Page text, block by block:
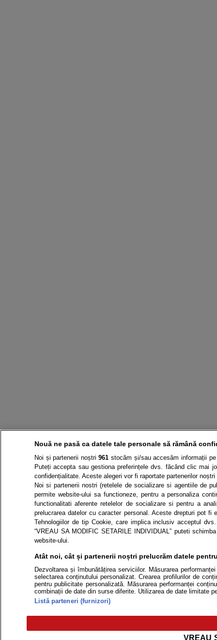
Nouă ne pasă ca datele tale personale să rămână
Noi și partenerii noștri961 stocăm și/sau accesăm informații
Puteți accepta sau gestiona preferințele dvs. făcând clic mai
confidențialitate. Aceste alegeri vor fi raportate partenerilor
Noi si partenerii nostri (retelele de socializare si agentiile de
permite website-ului sa functioneze, pentru a personaliza
functionalitati aferente retelelor de socializare si pentru a
prelucrarea datelor cu caracter personal. Aceste drepturi pot
Tehnologiilor de tip Cookie, care implica inclusiv acceptul
“VREAU SA MODIFIC SETARILE INDIVIDUAL” puteti
website-ului.
Atât noi, cât și partenerii noștri prelucrăm datele
Dezvoltarea și îmbunătățirea serviciilor. Măsurarea
selectarea conținutului personalizat. Crearea profilurilor de
pentru publicitate personalizată. Măsurarea performanței
combinații de date din surse diferite. Utilizarea de date limitate
Listă parteneri (furnizori)
VREAU